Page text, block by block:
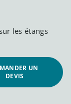
les étangs
UN
DEVIS